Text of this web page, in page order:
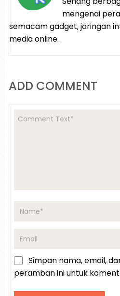
mengenai
semacam gadget, jaringan
media online.
ADD COMMENT
Simpan nama, email,
peramban ini untuk